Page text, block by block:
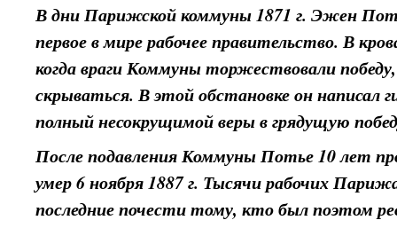
В дни Парижской коммуны 1871 г. Эжен
первое в мире рабочее правительство. В
когда враги Коммуны торжествовали
скрываться. В этой обстановке он написал
полный несокрущимой веры в грядущую
После подавления Коммуны Потье 10 лет
умер 6 ноября 1887 г. Тысячи рабочих
последние почести тому, кто был поэтом